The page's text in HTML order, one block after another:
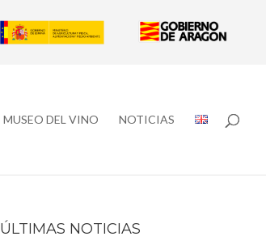
MUSEO DEL VINO NOTICIAS
ÚLTIMAS NOTICIAS